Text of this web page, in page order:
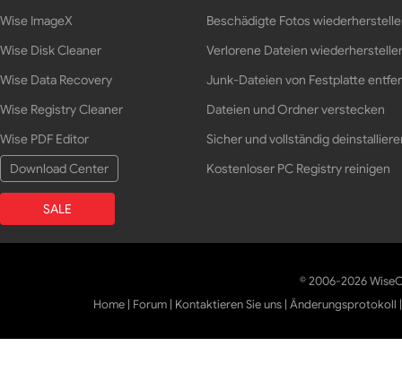
Wise ImageX
Wise Disk Cleaner
Wise Data Recovery
Wise Registry Cleaner
Wise PDF Editor
Download Center
SALE
Beschädigte Fotos
Verlorene Dateien
Junk-Dateien von Festplatte
Dateien und Ordner verstecken
Sicher und vollständig
Kostenloser PC Registry reinigen
© 2006-2026
Home | Forum | Kontaktieren Sie uns |Änderungsprotokoll